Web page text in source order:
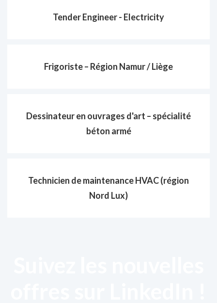
Tender Engineer - Electricity
Frigoriste – Région Namur / Liège
Dessinateur en ouvrages d'art – spécialité
béton armé
Technicien de maintenance HVAC (région
Nord Lux)